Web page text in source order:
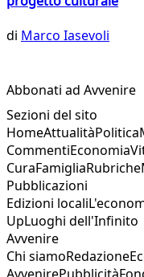
di Marco Iasevoli
Abbonati ad Avvenire
Sezioni del sito
HomeAttualitàPolitica
CommentiEconomia
CuraFamigliaRubriche
Pubblicazioni
Edizioni locali
UpLuoghi dell'Infinito
Avvenire
Chi siamoRedazione